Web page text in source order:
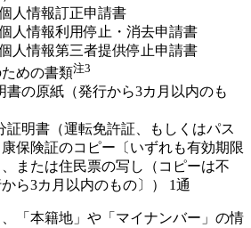
人情報訂正申請書
人情報利用停止・消去申請書
人情報第三者提供停止申請書
めの書類注3
書の原紙（発行から3カ月以内のも
証明書（運転免許証、もしくはパス
保険証のコピー〔いずれも有効期限
または住民票の写し（コピーは不
ら3カ月以内のもの〕） 1通
「本籍地」や「マイナンバー」の情